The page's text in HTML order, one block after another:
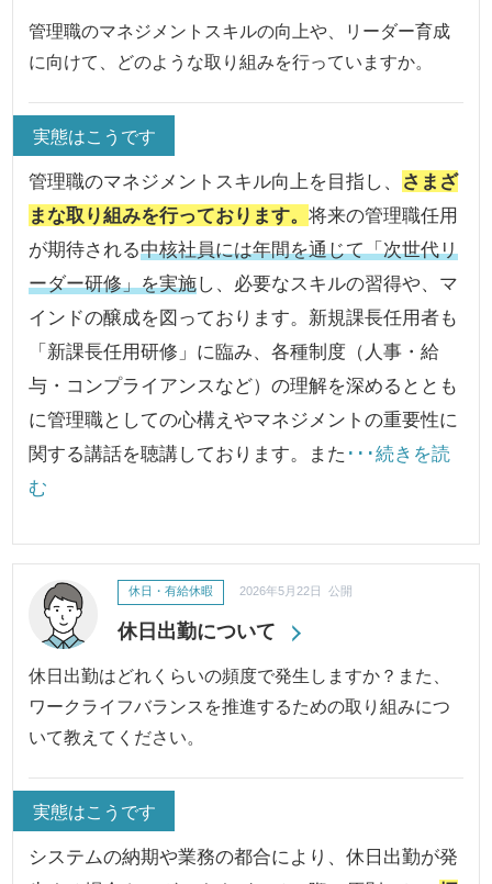
管理職のマネジメントスキルの向上や、リーダー育成
に向けて、どのような取り組みを行っていますか。
実態はこうです
管理職のマネジメントスキル向上を目指し、 さまざ
まな取り組みを行っております。将来の管理職任用
が期待される中核社員には年間を通じて「次世代リ
ーダー研修」を実施し、必要なスキルの習得や、マ
インドの醸成を図っております。新規課長任用者も
「新課長任用研修」に臨み、各種制度（人事・給
与・コンプライアンスなど）の理解を深めるととも
に管理職としての心構えやマネジメントの重要性に
関する講話を聴講しております。また ･･･続きを読
む
休日出勤について
休日・有給休暇 2026年5月22日 公開
休日出勤はどれくらいの頻度で発生しますか？また、
ワークライフバランスを推進するための取り組みにつ
いて教えてください。
実態はこうです
システムの納期や業務の都合により、休日出勤が発